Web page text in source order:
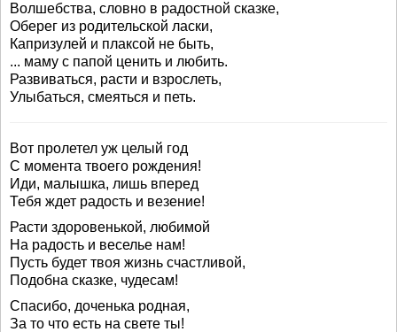
Волшебства, словно в радостной сказке,
Оберег из родительской ласки,
Капризулей и плаксой не быть,
... маму с папой ценить и любить.
Развиваться, расти и взрослеть,
Улыбаться, смеяться и петь.
Вот пролетел уж целый год
С момента твоего рождения!
Иди, малышка, лишь вперед
Тебя ждет радость и везение!
Расти здоровенькой, любимой
На радость и веселье нам!
Пусть будет твоя жизнь счастливой,
Подобна сказке, чудесам!
Спасибо, доченька родная,
За то что есть на свете ты!